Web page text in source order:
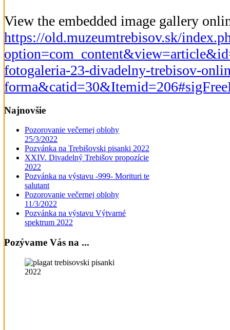
View the embedded image gallery
https://old.muzeumtrebisov.sk/
fotogaleria-23-divadelny-trebisov-
Najnovšie
Pozorovanie večernej oblohy
25/3/2022
Pozvánka na Trebišovski pisanki 2022
XXIV. Divadelný Trebišov propozície
2022
Pozvánka na výstavu -999- Morituri te
salutant
Pozorovanie večernej oblohy
11/3/2022
Pozvánka na výstavu Výtvarné
spektrum 2022
Pozývame Vás na ...